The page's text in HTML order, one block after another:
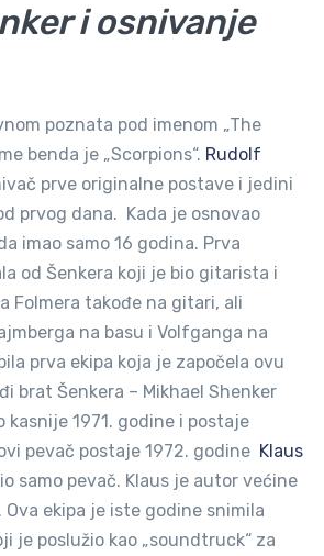
i osnivanje
poznata pod imenom „The
benda je „Scorpions“. Rudolf
prve originalne postave i jedini
prvog dana. Kada je osnovao
imao samo 16 godina. Prva
od Šenkera koji je bio gitarista i
Folmera takođe na gitari, ali
na basu i Volfganga na
prva ekipa koja je započela ovu
brat Šenkera – Mikhael Shenker
kasnije 1971. godine i postaje
pevač postaje 1972. godine Klaus
samo pevač. Klaus je autor većine
ekipa je iste godine snimila
je poslužio kao „soundtruck“ za